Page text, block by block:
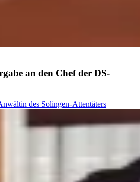
an den Chef der DS-
des Solingen-Attentäters